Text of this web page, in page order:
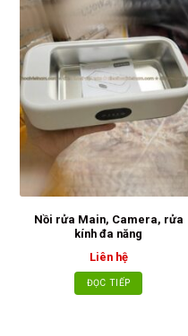
Nồi rửa Main, Camera, rửa
kính đa năng
Liên hệ
ĐỌC TIẾP